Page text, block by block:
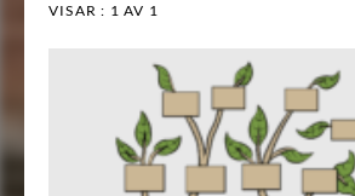
VISAR : 1 AV 1